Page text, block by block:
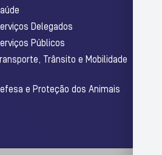
Delegados
Públicos
Trânsito e Mobilidade
e Proteção dos Animais